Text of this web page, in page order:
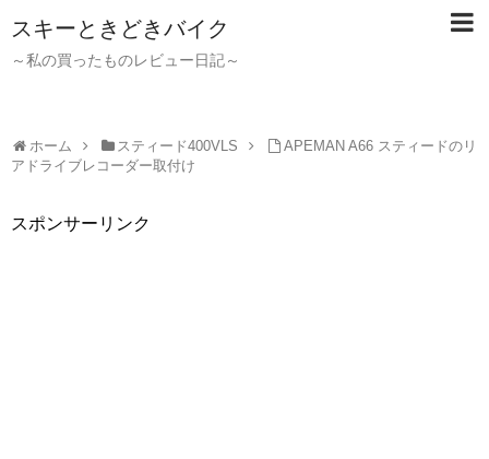
スキーときどきバイク
～私の買ったものレビュー日記～
ホーム スティード400VLS
APEMAN A66 スティードのリ
アドライブレコーダー取付け
スポンサーリンク